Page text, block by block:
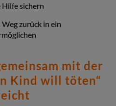
Hilfe sichern
zurück in ein
mit der
Kind will töten“